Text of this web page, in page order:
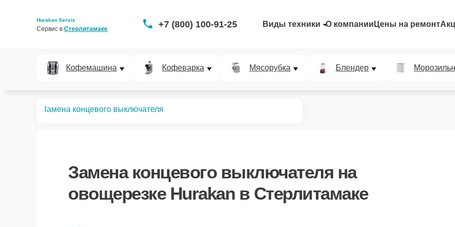
Hurakan Servis
Сервис в Стерлитамаке +7 (800) 100-91-25 Виды техники О компании Цены на ремонт
Кофемашина Кофеварка Мясорубка Блендер
Замена концевого выключателя
Замена концевого выключателя на
овощерезке Hurakan в Стерлитамаке